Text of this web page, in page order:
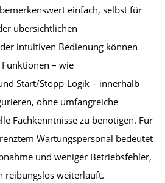
einfach, selbst für
übersichtlichen
intuitiven Bedienung können
– wie
Start/Stopp-Logik – innerhalb
ohne umfangreiche
Fachkenntnisse zu benötigen. Für
Wartungspersonal bedeutet
und weniger Betriebsfehler,
reibungslos weiterläuft.